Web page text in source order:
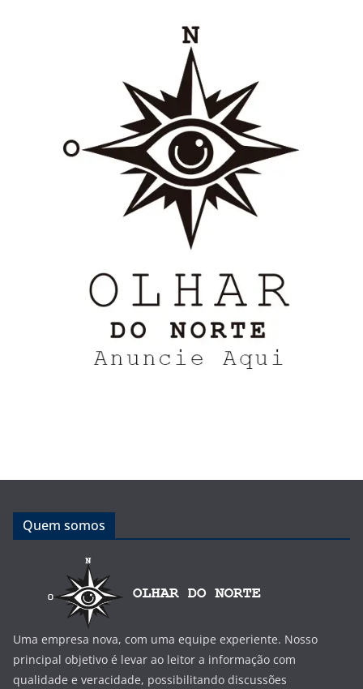
Quem somos
Uma empresa nova, com uma equipe experiente. Nosso
principal objetivo é levar ao leitor a informação com
qualidade e veracidade, possibilitando discussões